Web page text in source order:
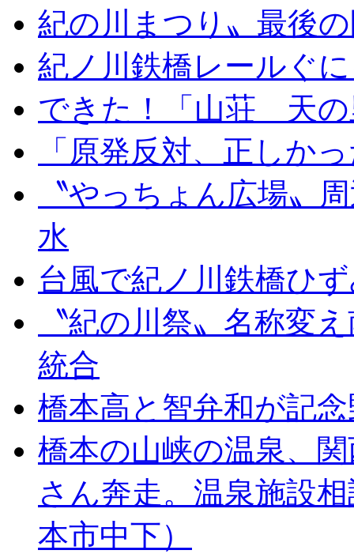
紀の川まつり〟最後
紀ノ川鉄橋レールぐ
できた！「山荘 天の
「原発反対、正しか
〝やっちょん広場〟
水
台風で紀ノ川鉄橋ひ
〝紀の川祭〟名称変
統合
橋本高と智弁和が記
橋本の山峡の温泉、
さん奔走。温泉施設
本市中下）